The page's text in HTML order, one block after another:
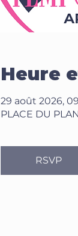
Heure
29 août 2026,
PLACE DU
RSVP